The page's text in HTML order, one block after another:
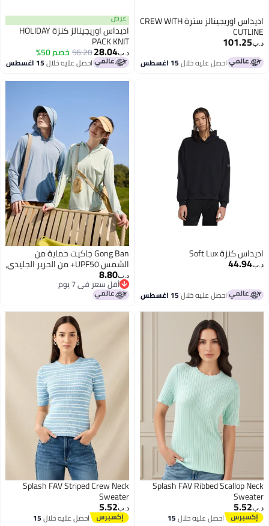
اديداس اوريجينالز سترة CREW WITH
CUTLINE
د.ب‏101.25
احصل عليه خلال15 اغسطس
عرض
اديداس اوريجينالز كنزة HOLIDAY
PACK KNIT
د.ب‏28.04
56.20خصم 50%
احصل عليه خلال15 اغسطس
اديداس كنزة Soft Lux
د.ب‏44.94
احصل عليه خلال15 اغسطس
Gong Ban جاكيت حماية من
الشمس UPF50+ من الحرير الجليدي،
واقي للأشعة فوق البنفسجية
خفيف الوزن للرجال والنساء
د.ب‏8.80
أقل سعر في 7 يوم
أقل سعر في 7 يوم
Splash FAV Ribbed Scallop Neck
Sweater
د.ب‏5.52
احصل عليه خلال15
Splash FAV Striped Crew Neck
Sweater
د.ب‏5.52
احصل عليه خلال15